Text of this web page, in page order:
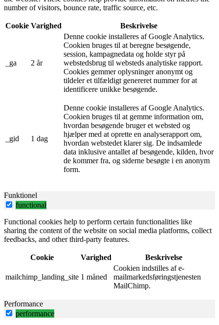
number of visitors, bounce rate, traffic source, etc.
Cookie Varighed Beskrivelse
_ga 2 år
Denne cookie installeres af Google Analytics.
Cookien bruges til at beregne besøgende,
session, kampagnedata og holde styr på
webstedsbrug til websteds analytiske rapport.
Cookies gemmer oplysninger anonymt og
tildeler et tilfældigt genereret nummer for at
identificere unikke besøgende.
_gid 1 dag
Denne cookie installeres af Google Analytics.
Cookien bruges til at gemme information om,
hvordan besøgende bruger et websted og
hjælper med at oprette en analyserapport om,
hvordan webstedet klarer sig. De indsamlede
data inklusive antallet af besøgende, kilden, hvor
de kommer fra, og siderne besøgte i en anonym
form.
Funktionel
functional
Functional cookies help to perform certain functionalities like
sharing the content of the website on social media platforms, collect
feedbacks, and other third-party features.
Cookie Varighed Beskrivelse
mailchimp_landing_site 1 måned
Cookien indstilles af e-
mailmarkedsføringstjenesten
MailChimp.
Performance
performance